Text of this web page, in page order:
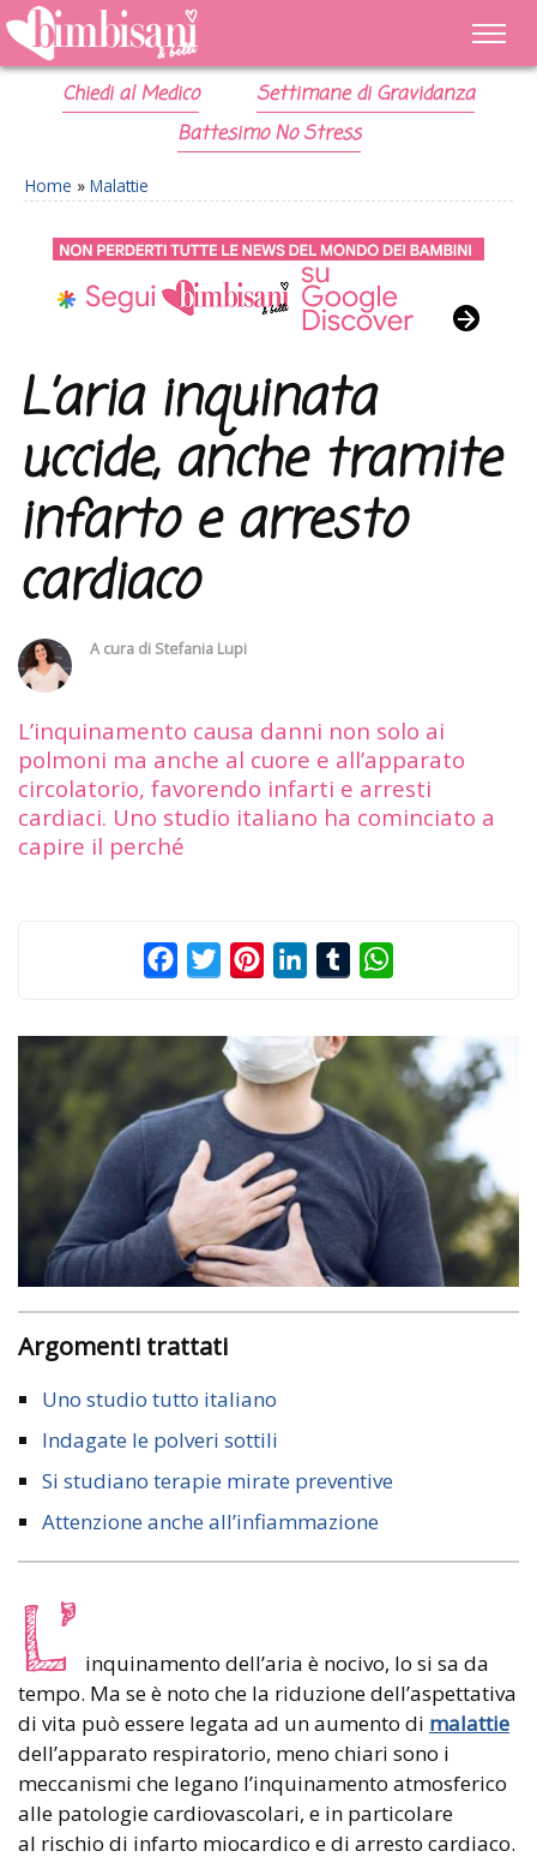
Chiedi al Medico
Settimane di Gravidanza
Battesimo No Stress
Home » Malattie
L’aria inquinata
uccide, anche tramite
infarto e arresto
cardiaco
A cura di Stefania Lupi
L’inquinamento causa danni non solo ai
polmoni ma anche al cuore e all’apparato
circolatorio, favorendo infarti e arresti
cardiaci. Uno studio italiano ha cominciato a
capire il perché
FacebookTwitterPinterestLinkedInTumblr
Argomenti trattati
Uno studio tutto italiano
Indagate le polveri sottili
Si studiano terapie mirate preventive
Attenzione anche all’infiammazione
L’ inquinamento dell’aria è nocivo, lo si sa da
tempo. Ma se è noto che la riduzione dell’aspettativa
di vita può essere legata ad un aumento di malattie
dell’apparato respiratorio, meno chiari sono i
meccanismi che legano l’inquinamento atmosferico
alle patologie cardiovascolari, e in particolare
al rischio di infarto miocardico e di arresto cardiaco.